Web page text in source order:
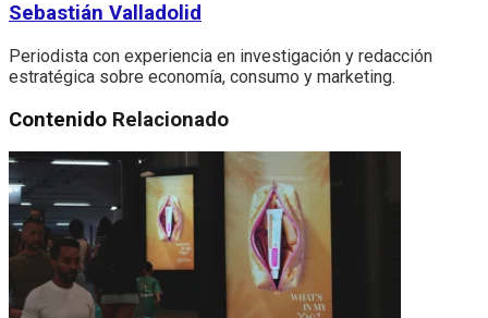
Sebastián Valladolid
Periodista con experiencia en investigación y redacción
estratégica sobre economía, consumo y marketing.
Contenido Relacionado